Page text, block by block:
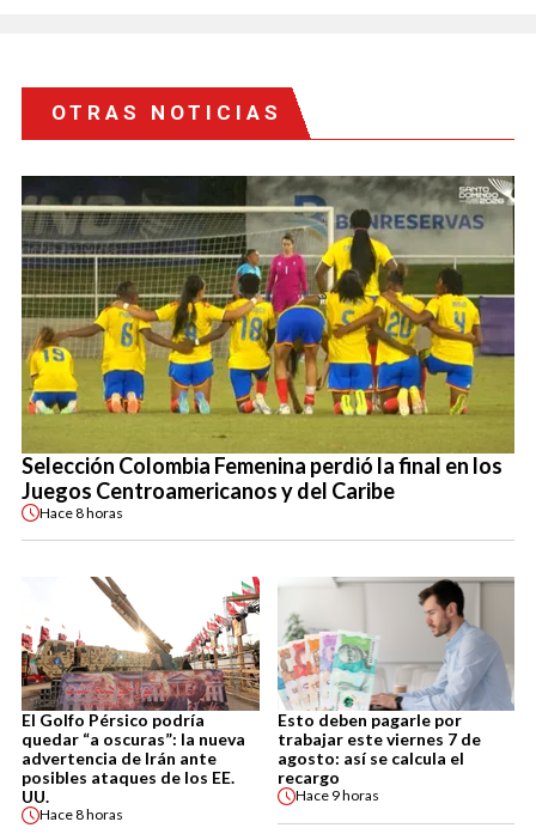
OTRAS NOTICIAS
Selección Colombia Femenina perdió la final en los
Juegos Centroamericanos y del Caribe
Hace8 horas
El Golfo Pérsico podría
quedar “a oscuras”: la nueva
advertencia de Irán ante
posibles ataques de los EE.
UU.
Hace8 horas
Esto deben pagarle por
trabajar este viernes 7 de
agosto: así se calcula el
recargo
Hace 9 horas